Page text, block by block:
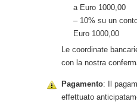
a Euro 1000,00
– 10% su un
Euro 1000,00
Le coordinate
con la nostra
Pagamento: Il
effettuato